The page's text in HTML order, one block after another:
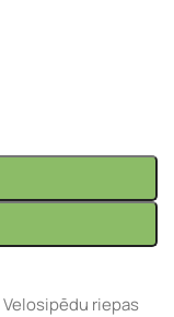
Velosipēdu riepas